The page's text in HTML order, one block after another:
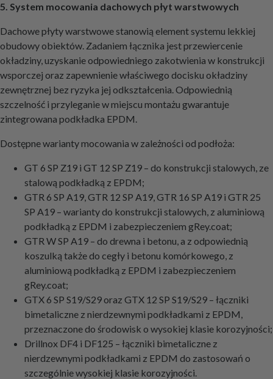
5. System mocowania dachowych płyt warstwowych
Dachowe płyty warstwowe stanowią element systemu lekkiej
obudowy obiektów. Zadaniem łącznika jest przewiercenie
okładziny, uzyskanie odpowiedniego zakotwienia w konstrukcji
wsporczej oraz zapewnienie właściwego docisku okładziny
zewnętrznej bez ryzyka jej odkształcenia. Odpowiednią
szczelność i przyleganie w miejscu montażu gwarantuje
zintegrowana podkładka EPDM.
Dostępne warianty mocowania w zależności od podłoża:
GT 6 SP Z19 i GT 12 SP Z19 – do konstrukcji stalowych, ze
stalową podkładką z EPDM;
GTR 6 SP A19, GTR 12 SP A19, GTR 16 SP A19 i GTR 25
SP A19 – warianty do konstrukcji stalowych, z aluminiową
podkładką z EPDM i zabezpieczeniem gRey.coat;
GTR W SP A19 – do drewna i betonu, a z odpowiednią
koszulką także do cegły i betonu komórkowego, z
aluminiową podkładką z EPDM i zabezpieczeniem
gRey.coat;
GTX 6 SP S19/S29 oraz GTX 12 SP S19/S29 – łączniki
bimetaliczne z nierdzewnymi podkładkami z EPDM,
przeznaczone do środowisk o wysokiej klasie korozyjności;
Drillnox DF4 i DF125 – łączniki bimetaliczne z
nierdzewnymi podkładkami z EPDM do zastosowań o
szczególnie wysokiej klasie korozyjności.